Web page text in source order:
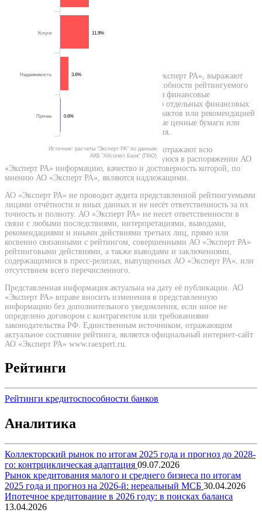
11.9%
3.6%
0.6%
Услуги
Недвижимость
Прочее
Источник: расчеты "Эксперт РА" по данным
АКБ "Абсолют Банк" (ПАО)
Кредитные рейтинги, присваиваемые АО «Эксперт РА», выражают
мнение АО «Эксперт РА» относительно способности рейтингуемого
лица (эмитента) исполнять принятые на себя финансовые
обязательства и (или) о кредитном риске его отдельных финансовых
обязательств и не являются установлением фактов или рекомендацией
покупать, держать или продавать те или иные ценные бумаги или
активы, принимать инвестиционные решения.
Присваиваемые АО «Эксперт РА» рейтинги отражают всю
относящуюся к объекту рейтинга и находящуюся в распоряжении АО
«Эксперт РА» информацию, качество и достоверность которой, по
мнению АО «Эксперт РА», являются надлежащими.
АО «Эксперт РА» не проводит аудита представленной рейтингуемыми
лицами отчётности и иных данных и не несёт ответственность за их
точность и полноту. АО «Эксперт РА» не несет ответственности в
связи с любыми последствиями, интерпретациями, выводами,
рекомендациями и иными действиями третьих лиц, прямо или
косвенно связанными с рейтингом, совершенными АО «Эксперт РА»
рейтинговыми действиями, а также выводами и заключениями,
содержащимися в пресс-релизах, выпущенных АО «Эксперт РА», или
отсутствием всего перечисленного.
Представленная информация актуальна на дату её публикации. АО
«Эксперт РА» вправе вносить изменения в представленную
информацию без дополнительного уведомления, если иное не
определено договором с контрагентом или требованиями
законодательства РФ. Единственным источником, отражающим
актуальное состояние рейтинга, является официальный интернет-сайт
АО «Эксперт РА» www.raexpert.ru.
Рейтинги
Рейтинги кредитоспособности банков
Аналитика
Коллекторский рынок по итогам 2025 года и прогноз до 2028-
го: контрциклическая адаптация 09.07.2026
Рынок кредитования малого и среднего бизнеса по итогам
2025 года и прогноз на 2026-й: нереальный МСБ 30.04.2026
Ипотечное кредитование в 2026 году: в поисках баланса
13.04.2026